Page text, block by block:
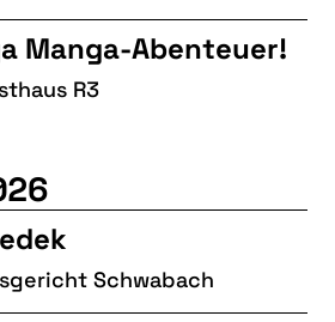
Manga-Abenteuer!
R3
Schwabach